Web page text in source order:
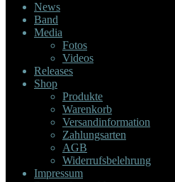
News
Band
Media
Fotos
Videos
Releases
Shop
Produkte
Warenkorb
Versandinformation
Zahlungsarten
AGB
Widerrufsbelehrung
Impressum